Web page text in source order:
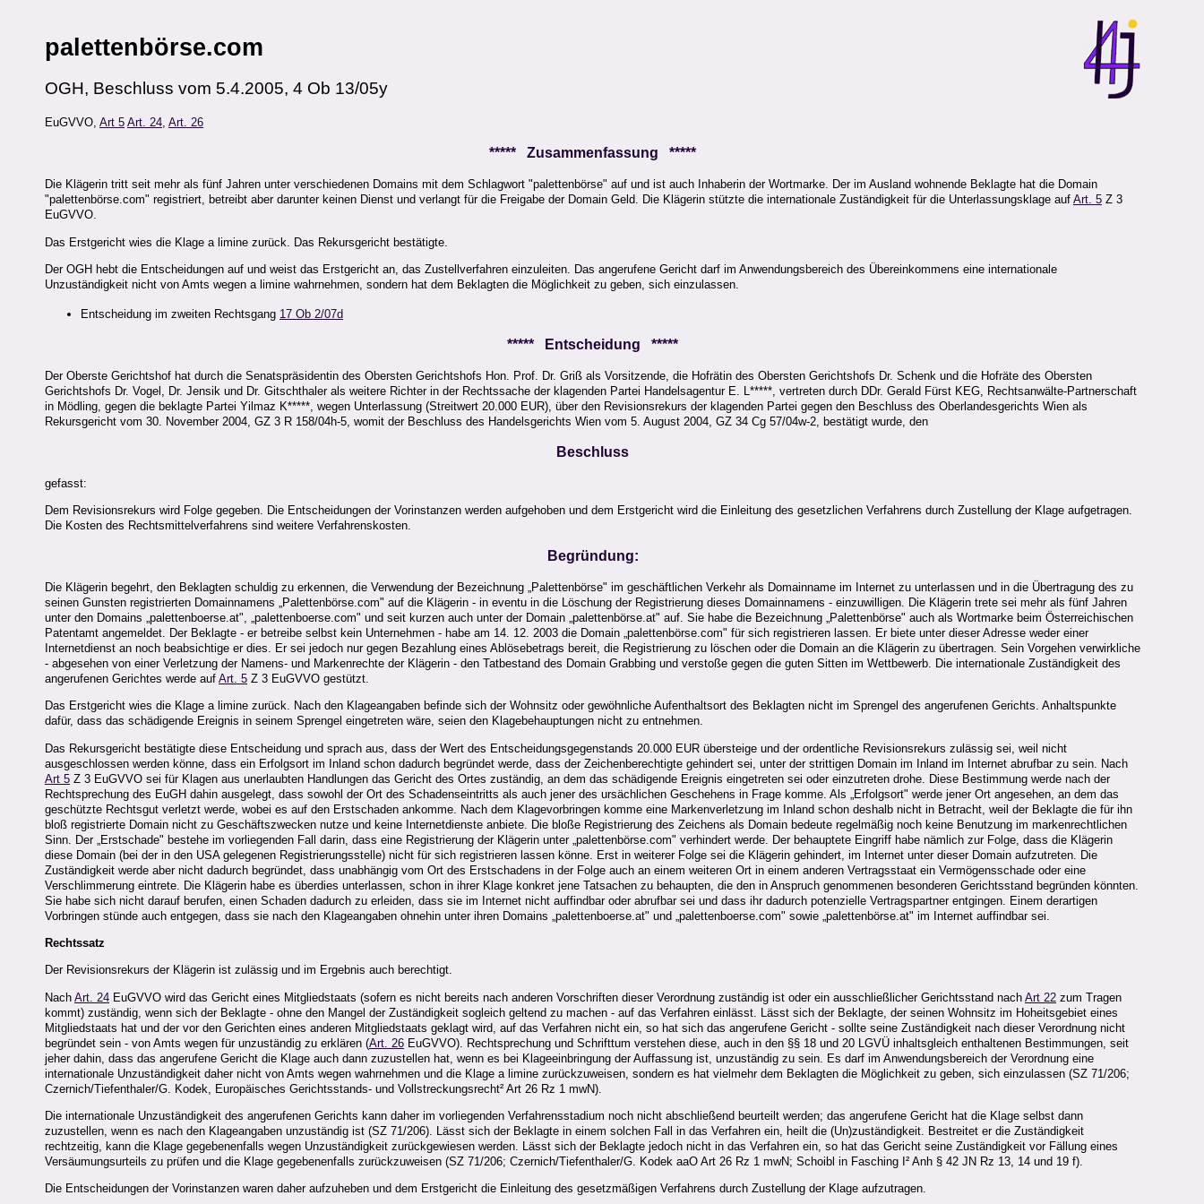
palettenbörse.com
OGH, Beschluss vom 5.4.2005, 4 Ob 13/05y
EuGVVO, Art 5 Art. 24, Art. 26
***** Zusammenfassung *****
Die Klägerin tritt seit mehr als fünf Jahren unter verschiedenen Domains mit dem Schlagwort "palettenbörse" auf und ist auch Inhaberin der Wortmarke. Der im Ausland wohnende Beklagte hat die Domain
"palettenbörse.com" registriert, betreibt aber darunter keinen Dienst und verlangt für die Freigabe der Domain Geld. Die Klägerin stützte die internationale Zuständigkeit für die Unterlassungsklage auf Art. 5 Z 3
EuGVVO.
Das Erstgericht wies die Klage a limine zurück. Das Rekursgericht bestätigte.
Der OGH hebt die Entscheidungen auf und weist das Erstgericht an, das Zustellverfahren einzuleiten. Das angerufene Gericht darf im Anwendungsbereich des Übereinkommens eine internationale
Unzuständigkeit nicht von Amts wegen a limine wahrnehmen, sondern hat dem Beklagten die Möglichkeit zu geben, sich einzulassen.
Entscheidung im zweiten Rechtsgang 17 Ob 2/07d
***** Entscheidung *****
Der Oberste Gerichtshof hat durch die Senatspräsidentin des Obersten Gerichtshofs Hon. Prof. Dr. Griß als Vorsitzende, die Hofrätin des Obersten Gerichtshofs Dr. Schenk und die Hofräte des Obersten
Gerichtshofs Dr. Vogel, Dr. Jensik und Dr. Gitschthaler als weitere Richter in der Rechtssache der klagenden Partei Handelsagentur E. L*****, vertreten durch DDr. Gerald Fürst KEG, Rechtsanwälte-Partnerschaft
in Mödling, gegen die beklagte Partei Yilmaz K*****, wegen Unterlassung (Streitwert 20.000 EUR), über den Revisionsrekurs der klagenden Partei gegen den Beschluss des Oberlandesgerichts Wien als
Rekursgericht vom 30. November 2004, GZ 3 R 158/04h-5, womit der Beschluss des Handelsgerichts Wien vom 5. August 2004, GZ 34 Cg 57/04w-2, bestätigt wurde, den
Beschluss
gefasst:
Dem Revisionsrekurs wird Folge gegeben. Die Entscheidungen der Vorinstanzen werden aufgehoben und dem Erstgericht wird die Einleitung des gesetzlichen Verfahrens durch Zustellung der Klage aufgetragen.
Die Kosten des Rechtsmittelverfahrens sind weitere Verfahrenskosten.
Begründung:
Die Klägerin begehrt, den Beklagten schuldig zu erkennen, die Verwendung der Bezeichnung „Palettenbörse" im geschäftlichen Verkehr als Domainname im Internet zu unterlassen und in die Übertragung des zu
seinen Gunsten registrierten Domainnamens „Palettenbörse.com" auf die Klägerin - in eventu in die Löschung der Registrierung dieses Domainnamens - einzuwilligen. Die Klägerin trete sei mehr als fünf Jahren
unter den Domains „palettenboerse.at", „palettenboerse.com" und seit kurzen auch unter der Domain „palettenbörse.at" auf. Sie habe die Bezeichnung „Palettenbörse" auch als Wortmarke beim Österreichischen
Patentamt angemeldet. Der Beklagte - er betreibe selbst kein Unternehmen - habe am 14. 12. 2003 die Domain „palettenbörse.com" für sich registrieren lassen. Er biete unter dieser Adresse weder einer
Internetdienst an noch beabsichtige er dies. Er sei jedoch nur gegen Bezahlung eines Ablösebetrags bereit, die Registrierung zu löschen oder die Domain an die Klägerin zu übertragen. Sein Vorgehen verwirkliche
- abgesehen von einer Verletzung der Namens- und Markenrechte der Klägerin - den Tatbestand des Domain Grabbing und verstoße gegen die guten Sitten im Wettbewerb. Die internationale Zuständigkeit des
angerufenen Gerichtes werde auf Art. 5 Z 3 EuGVVO gestützt.
Das Erstgericht wies die Klage a limine zurück. Nach den Klageangaben befinde sich der Wohnsitz oder gewöhnliche Aufenthaltsort des Beklagten nicht im Sprengel des angerufenen Gerichts. Anhaltspunkte
dafür, dass das schädigende Ereignis in seinem Sprengel eingetreten wäre, seien den Klagebehauptungen nicht zu entnehmen.
Das Rekursgericht bestätigte diese Entscheidung und sprach aus, dass der Wert des Entscheidungsgegenstands 20.000 EUR übersteige und der ordentliche Revisionsrekurs zulässig sei, weil nicht
ausgeschlossen werden könne, dass ein Erfolgsort im Inland schon dadurch begründet werde, dass der Zeichenberechtigte gehindert sei, unter der strittigen Domain im Inland im Internet abrufbar zu sein. Nach
Art 5 Z 3 EuGVVO sei für Klagen aus unerlaubten Handlungen das Gericht des Ortes zuständig, an dem das schädigende Ereignis eingetreten sei oder einzutreten drohe. Diese Bestimmung werde nach der
Rechtsprechung des EuGH dahin ausgelegt, dass sowohl der Ort des Schadenseintritts als auch jener des ursächlichen Geschehens in Frage komme. Als „Erfolgsort" werde jener Ort angesehen, an dem das
geschützte Rechtsgut verletzt werde, wobei es auf den Erstschaden ankomme. Nach dem Klagevorbringen komme eine Markenverletzung im Inland schon deshalb nicht in Betracht, weil der Beklagte die für ihn
bloß registrierte Domain nicht zu Geschäftszwecken nutze und keine Internetdienste anbiete. Die bloße Registrierung des Zeichens als Domain bedeute regelmäßig noch keine Benutzung im markenrechtlichen
Sinn. Der „Erstschade" bestehe im vorliegenden Fall darin, dass eine Registrierung der Klägerin unter „palettenbörse.com" verhindert werde. Der behauptete Eingriff habe nämlich zur Folge, dass die Klägerin
diese Domain (bei der in den USA gelegenen Registrierungsstelle) nicht für sich registrieren lassen könne. Erst in weiterer Folge sei die Klägerin gehindert, im Internet unter dieser Domain aufzutreten. Die
Zuständigkeit werde aber nicht dadurch begründet, dass unabhängig vom Ort des Erstschadens in der Folge auch an einem weiteren Ort in einem anderen Vertragsstaat ein Vermögensschade oder eine
Verschlimmerung eintrete. Die Klägerin habe es überdies unterlassen, schon in ihrer Klage konkret jene Tatsachen zu behaupten, die den in Anspruch genommenen besonderen Gerichtsstand begründen könnten.
Sie habe sich nicht darauf berufen, einen Schaden dadurch zu erleiden, dass sie im Internet nicht auffindbar oder abrufbar sei und dass ihr dadurch potenzielle Vertragspartner entgingen. Einem derartigen
Vorbringen stünde auch entgegen, dass sie nach den Klageangaben ohnehin unter ihren Domains „palettenboerse.at" und „palettenboerse.com" sowie „palettenbörse.at" im Internet auffindbar sei.
Rechtssatz
Der Revisionsrekurs der Klägerin ist zulässig und im Ergebnis auch berechtigt.
Nach Art. 24 EuGVVO wird das Gericht eines Mitgliedstaats (sofern es nicht bereits nach anderen Vorschriften dieser Verordnung zuständig ist oder ein ausschließlicher Gerichtsstand nach Art 22 zum Tragen
kommt) zuständig, wenn sich der Beklagte - ohne den Mangel der Zuständigkeit sogleich geltend zu machen - auf das Verfahren einlässt. Lässt sich der Beklagte, der seinen Wohnsitz im Hoheitsgebiet eines
Mitgliedstaats hat und der vor den Gerichten eines anderen Mitgliedstaats geklagt wird, auf das Verfahren nicht ein, so hat sich das angerufene Gericht - sollte seine Zuständigkeit nach dieser Verordnung nicht
begründet sein - von Amts wegen für unzuständig zu erklären (Art. 26 EuGVVO). Rechtsprechung und Schrifttum verstehen diese, auch in den §§ 18 und 20 LGVÜ inhaltsgleich enthaltenen Bestimmungen, seit
jeher dahin, dass das angerufene Gericht die Klage auch dann zuzustellen hat, wenn es bei Klageeinbringung der Auffassung ist, unzuständig zu sein. Es darf im Anwendungsbereich der Verordnung eine
internationale Unzuständigkeit daher nicht von Amts wegen wahrnehmen und die Klage a limine zurückzuweisen, sondern es hat vielmehr dem Beklagten die Möglichkeit zu geben, sich einzulassen (SZ 71/206;
Czernich/Tiefenthaler/G. Kodek, Europäisches Gerichtsstands- und Vollstreckungsrecht² Art 26 Rz 1 mwN).
Die internationale Unzuständigkeit des angerufenen Gerichts kann daher im vorliegenden Verfahrensstadium noch nicht abschließend beurteilt werden; das angerufene Gericht hat die Klage selbst dann
zuzustellen, wenn es nach den Klageangaben unzuständig ist (SZ 71/206). Lässt sich der Beklagte in einem solchen Fall in das Verfahren ein, heilt die (Un)zuständigkeit. Bestreitet er die Zuständigkeit
rechtzeitig, kann die Klage gegebenenfalls wegen Unzuständigkeit zurückgewiesen werden. Lässt sich der Beklagte jedoch nicht in das Verfahren ein, so hat das Gericht seine Zuständigkeit vor Fällung eines
Versäumungsurteils zu prüfen und die Klage gegebenenfalls zurückzuweisen (SZ 71/206; Czernich/Tiefenthaler/G. Kodek aaO Art 26 Rz 1 mwN; Schoibl in Fasching I² Anh § 42 JN Rz 13, 14 und 19 f).
Die Entscheidungen der Vorinstanzen waren daher aufzuheben und dem Erstgericht die Einleitung des gesetzmäßigen Verfahrens durch Zustellung der Klage aufzutragen.